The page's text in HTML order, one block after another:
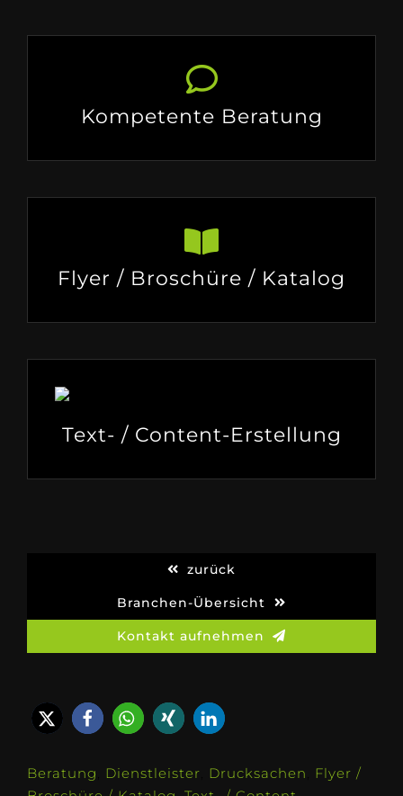
Kompetente Beratung
Flyer / Broschüre / Katalog
Text- / Content-Erstellung
zurück
Branchen-Übersicht
Kontakt aufnehmen
Beratung Dienstleister Drucksachen
Flyer /